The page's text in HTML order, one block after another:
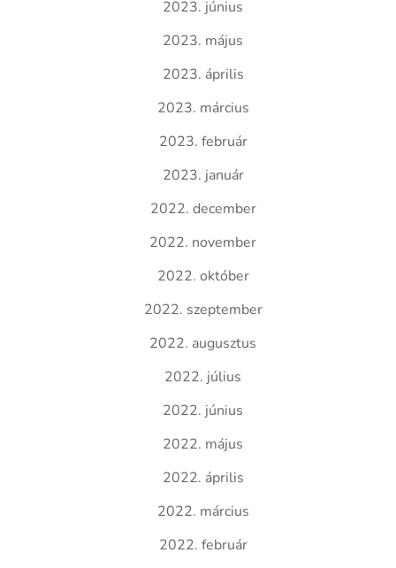
2023. június
2023. május
2023. április
2023. március
2023. február
2023. január
2022. december
2022. november
2022. október
2022. szeptember
2022. augusztus
2022. július
2022. június
2022. május
2022. április
2022. március
2022. február